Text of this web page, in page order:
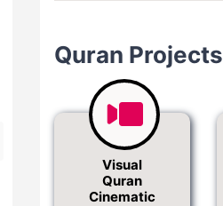
Quran Projects
Visual
Quran
Cinematic